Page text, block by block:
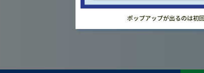
ポップアップが出るのは初回